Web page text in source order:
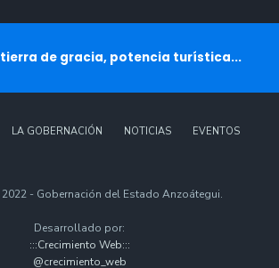
de gracia, potencia turística...
LA GOBERNACIÓN NOTICIAS EVENTOS
- Gobernación del Estado Anzoátegui.
Desarrollado por:
:::Crecimiento Web:::
@crecimiento_web